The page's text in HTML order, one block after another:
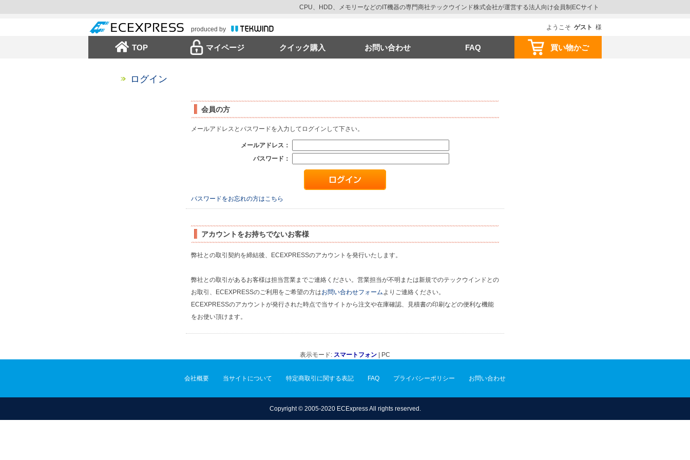
produced by ようこそ ゲスト 様
CPU、HDD、メモリーなどのIT機器の専門商社テックウインド株式会社が運営する法人向け会員制ECサイト
TOP マイページ クイック購入 お問い合わせ FAQ 買い物かご
ログイン
会員の方
メールアドレス と パスワードを入力してログインして下さい。
メールアドレス：
パスワード：
パスワードをお忘れの方はこちら
アカウントをお持ちでないお客様
弊社との取引契約を締結後、ECEXPRESSのアカウントを発行いたします。
弊社との取引があるお客様は担当営業までご連絡ください。営業担当が不明または新規でのテックウインドとの
お取引、ECEXPRESSのご利用をご希望の方はお問い合わせフォームよりご連絡ください。
ECEXPRESSのアカウントが発行された時点で当サイトから注文や在庫確認、見積書の印刷などの便利な機能
をお使い頂けます。
表示モード: スマートフォン | PC
会社概要 当サイトについて 特定商取引に関する表記 FAQ プライバシーポリシー お問い合わせ
Copyright © 2005-2020 ECExpress All rights reserved.